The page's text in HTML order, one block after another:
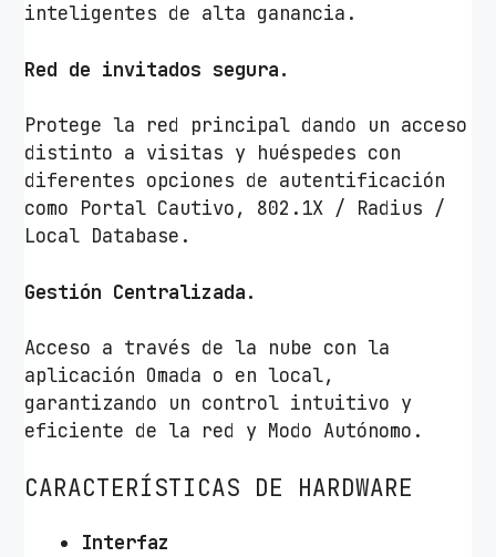
inteligentes de alta ganancia.
Red de invitados segura.
Protege la red principal dando un acceso
distinto a visitas y huéspedes con
diferentes opciones de autentificación
como Portal Cautivo, 802.1X / Radius /
Local Database.
Gestión Centralizada.
Acceso a través de la nube con la
aplicación Omada o en local,
garantizando un control intuitivo y
eficiente de la red y Modo Autónomo.
CARACTERÍSTICAS DE HARDWARE
Interfaz